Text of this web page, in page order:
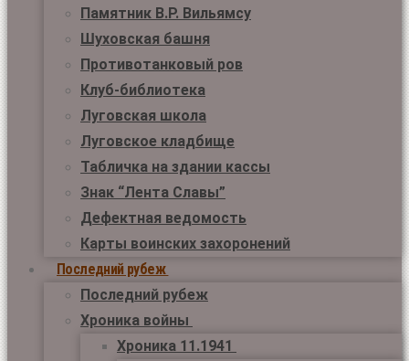
Памятник В.Р. Вильямсу
Шуховская башня
Противотанковый ров
Клуб-библиотека
Луговская школа
Луговское кладбище
Табличка на здании кассы
Знак “Лента Славы”
Дефектная ведомость
Карты воинских захоронений
Последний рубеж
Последний рубеж
Хроника войны
Хроника 11.1941